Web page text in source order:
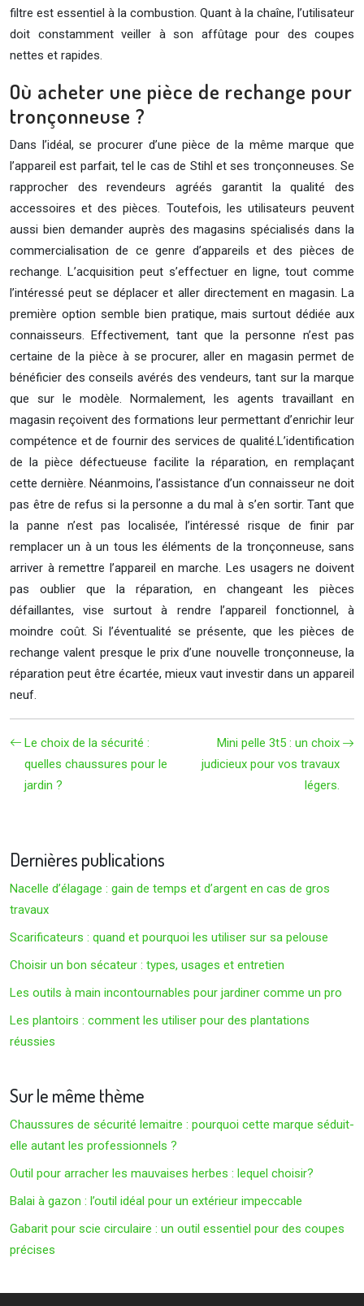
filtre est essentiel à la combustion. Quant à la chaîne, l’utilisateur
doit constamment veiller à son affûtage pour des coupes
nettes et rapides.
Où acheter une pièce de rechange pour
tronçonneuse ?
Dans l’idéal, se procurer d’une pièce de la même marque que
l’appareil est parfait, tel le cas de Stihl et ses tronçonneuses. Se
rapprocher des revendeurs agréés garantit la qualité des
accessoires et des pièces. Toutefois, les utilisateurs peuvent
aussi bien demander auprès des magasins spécialisés dans la
commercialisation de ce genre d’appareils et des pièces de
rechange. L’acquisition peut s’effectuer en ligne, tout comme
l’intéressé peut se déplacer et aller directement en magasin. La
première option semble bien pratique, mais surtout dédiée aux
connaisseurs. Effectivement, tant que la personne n’est pas
certaine de la pièce à se procurer, aller en magasin permet de
bénéficier des conseils avérés des vendeurs, tant sur la marque
que sur le modèle. Normalement, les agents travaillant en
magasin reçoivent des formations leur permettant d’enrichir leur
compétence et de fournir des services de qualité.L’identification
de la pièce défectueuse facilite la réparation, en remplaçant
cette dernière. Néanmoins, l’assistance d’un connaisseur ne doit
pas être de refus si la personne a du mal à s’en sortir. Tant que
la panne n’est pas localisée, l’intéressé risque de finir par
remplacer un à un tous les éléments de la tronçonneuse, sans
arriver à remettre l’appareil en marche. Les usagers ne doivent
pas oublier que la réparation, en changeant les pièces
défaillantes, vise surtout à rendre l’appareil fonctionnel, à
moindre coût. Si l’éventualité se présente, que les pièces de
rechange valent presque le prix d’une nouvelle tronçonneuse, la
réparation peut être écartée, mieux vaut investir dans un appareil
neuf.
Le choix de la sécurité :
quelles chaussures pour le
jardin ?
Mini pelle 3t5 : un choix
judicieux pour vos travaux
légers.
Dernières publications
Nacelle d’élagage : gain de temps et d’argent en cas de gros
travaux
Scarificateurs : quand et pourquoi les utiliser sur sa pelouse
Choisir un bon sécateur : types, usages et entretien
Les outils à main incontournables pour jardiner comme un pro
Les plantoirs : comment les utiliser pour des plantations
réussies
Sur le même thème
Chaussures de sécurité lemaitre : pourquoi cette marque séduit-
elle autant les professionnels ?
Outil pour arracher les mauvaises herbes : lequel choisir?
Balai à gazon : l’outil idéal pour un extérieur impeccable
Gabarit pour scie circulaire : un outil essentiel pour des coupes
précises